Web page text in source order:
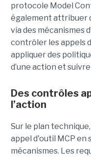
protocole Model
également attribuer
via des mécanismes
contrôler les appels
appliquer des
d’une action et
Des contrôles
l’action
Sur le plan
appel d'outil MCP en
mécanismes. Les